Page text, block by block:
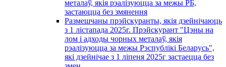
металаў, якія рэалізуюцца за межы РБ,
застаюцца без змянення
Размешчаны прэйскуранты, якія дзейнічаюць
з 1 лiстапада 2025г. Прэйскурант "Цэны на
лом і адходы чорных металаў, якія
рэалізуюцца за межы Рэспублікі Беларусь",
які дзейнічае з 1 лiпеня 2025г застаецца без